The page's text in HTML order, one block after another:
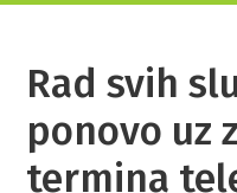
Rad svih
ponovo uz
termina